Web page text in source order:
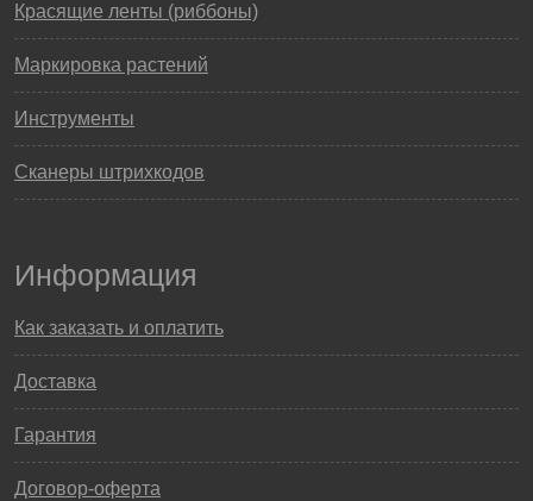
Красящие ленты (риббоны)
Маркировка растений
Инструменты
Сканеры штрихкодов
Информация
Как заказать и оплатить
Доставка
Гарантия
Договор-оферта